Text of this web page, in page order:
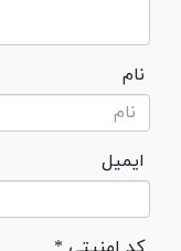
نام
ایمیل